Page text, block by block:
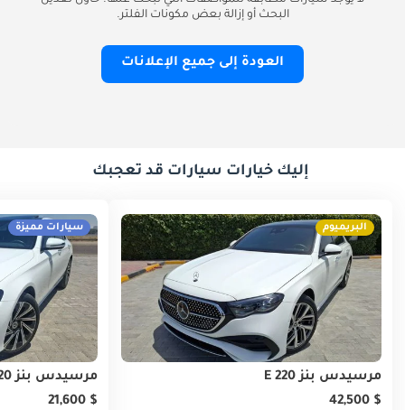
البحث أو إزالة بعض مكونات الفلتر.
العودة إلى جميع الإعلانات
إليك خيارات سيارات قد تعجبك
البريميوم
مرسيدس بنز E 220
$ 42,500
سيارات مميزة
مرسيدس بنز E 220
$ 21,600